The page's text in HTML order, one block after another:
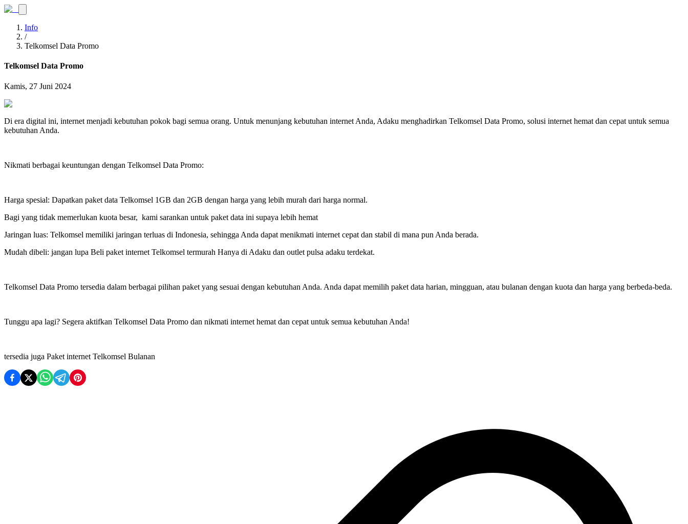
Info
/
Telkomsel Data Promo
Telkomsel Data Promo
Kamis, 27 Juni 2024
Di era digital ini, internet menjadi kebutuhan pokok bagi semua orang. Untuk menunjang kebutuhan internet Anda, Adaku menghadirkan Telkomsel Data Promo, solusi internet hemat dan cepat untuk semua
kebutuhan Anda.
Nikmati berbagai keuntungan dengan Telkomsel Data Promo:
Harga spesial: Dapatkan paket data Telkomsel 1GB dan 2GB dengan harga yang lebih murah dari harga normal.
Bagi yang tidak memerlukan kuota besar, kami sarankan untuk paket data ini supaya lebih hemat
Jaringan luas: Telkomsel memiliki jaringan terluas di Indonesia, sehingga Anda dapat menikmati internet cepat dan stabil di mana pun Anda berada.
Mudah dibeli: jangan lupa Beli paket internet Telkomsel termurah Hanya di Adaku dan outlet pulsa adaku terdekat.
Telkomsel Data Promo tersedia dalam berbagai pilihan paket yang sesuai dengan kebutuhan Anda. Anda dapat memilih paket data harian, mingguan, atau bulanan dengan kuota dan harga yang berbeda-beda.
Tunggu apa lagi? Segera aktifkan Telkomsel Data Promo dan nikmati internet hemat dan cepat untuk semua kebutuhan Anda!
tersedia juga Paket internet Telkomsel Bulanan